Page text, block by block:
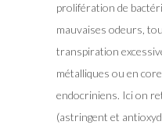
prolifération de
mauvaises odeurs,
transpiration
métalliques ou en
endocriniens. Ici on
(astringent et